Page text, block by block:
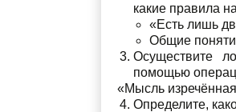
какие правила
«Есть лишь
Общие
Осуществите
помощью
«Мысль
Определите,